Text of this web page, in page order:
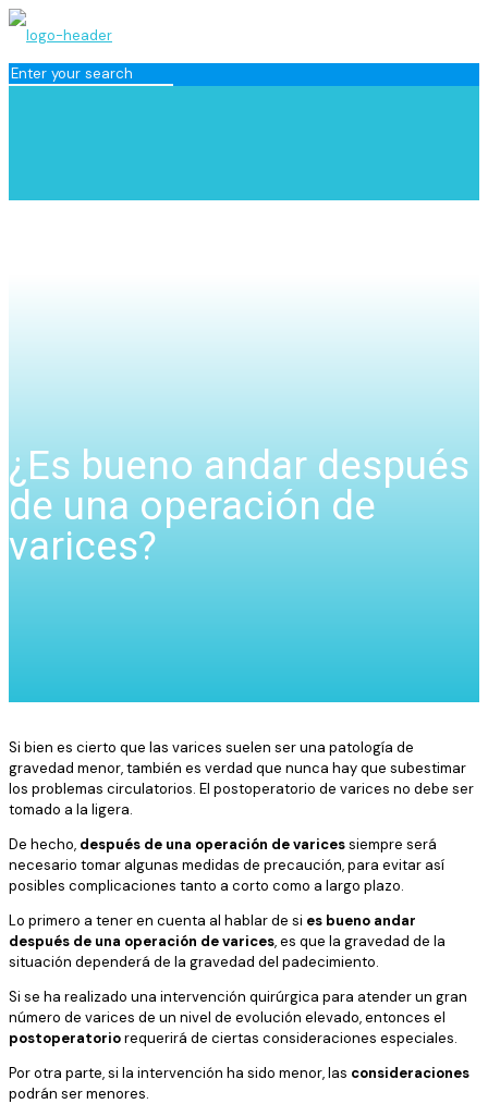
¿Es bueno andar después
de una operación de
varices?
Si bien es cierto que las varices suelen ser una patología de
gravedad menor, también es verdad que nunca hay que subestimar
los problemas circulatorios. El postoperatorio de varices no debe ser
tomado a la ligera.
De hecho, después de una operación de varicessiempre será
necesario tomar algunas medidas de precaución, para evitar así
posibles complicaciones tanto a corto como a largo plazo.
Lo primero a tener en cuenta al hablar de si es bueno andar
después de una operación de varices, es que la gravedad de la
situación dependerá de la gravedad del padecimiento.
Si se ha realizado una intervención quirúrgica para atender un gran
número de varices de un nivel de evolución elevado, entonces el
postoperatoriorequerirá de ciertas consideraciones especiales.
Por otra parte, si la intervención ha sido menor, las consideraciones
podrán ser menores.